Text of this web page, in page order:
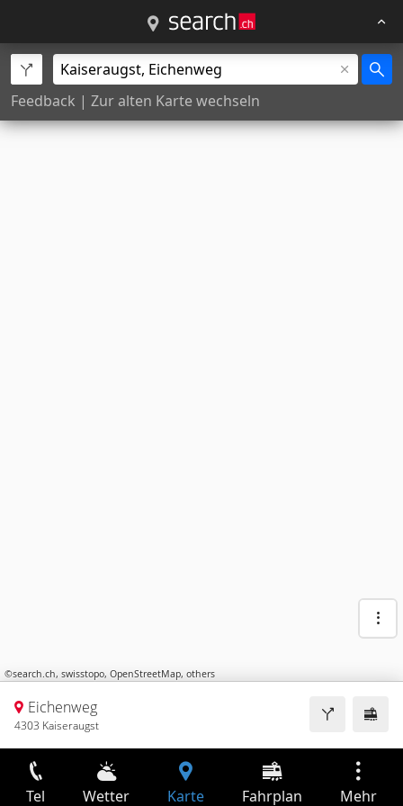
Feedback | Zur alten Karte wechseln
©search.ch, swisstopo, OpenStreetMap, others
Eichenweg
4303 Kaiseraugst
Tel Wetter Karte Fahrplan Mehr